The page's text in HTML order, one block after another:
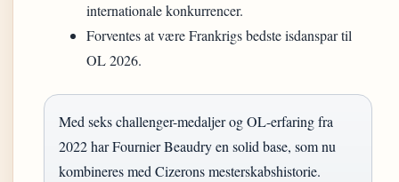
internationale konkurrencer.
Forventes at være Frankrigs bedste isdanspar til
OL 2026.
Med seks challenger-medaljer og OL-erfaring fra
2022 har Fournier Beaudry en solid base, som nu
kombineres med Cizerons mesterskabshistorie.